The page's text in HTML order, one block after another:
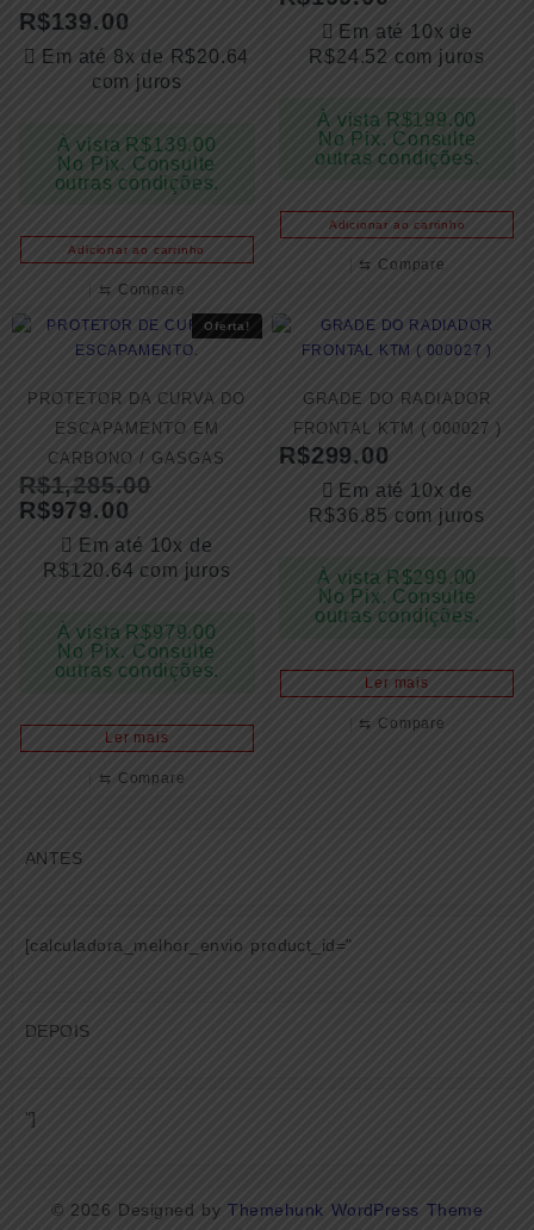
R$139.00
Em até 8x de R$20.64
com juros
À vista R$139.00
No Pix. Consulte
outras condições.
Adicionar ao carrinho
⇆ Compare
Em até 10x de
R$24.52 com juros
À vista R$199.00
No Pix. Consulte
outras condições.
Adicionar ao carrinho
⇆ Compare
Oferta!
PROTETOR DA CURVA DO
ESCAPAMENTO EM
CARBONO / GASGAS
R$1,285.00
R$979.00
Em até 10x de
R$120.64 com juros
À vista R$979.00
No Pix. Consulte
outras condições.
Ler mais
⇆ Compare
GRADE DO RADIADOR
FRONTAL KTM ( 000027 )
R$299.00
Em até 10x de
R$36.85 com juros
À vista R$299.00
No Pix. Consulte
outras condições.
Ler mais
⇆ Compare
ANTES
[calculadora_melhor_envio product_id="
DEPOIS
"]
© 2026 Designed by Themehunk WordPress Theme